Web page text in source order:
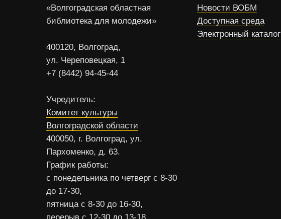
«Волгоградская областная
библиотека для молодежи»
400120, Волгоград,
ул. Череповецкая, 1
+7 (8442) 94-45-44
Учредитель:
Комитет культуры
Волгоградской области
400050, г. Волгоград, ул.
Пархоменко, д. 63.
График работы:
с понедельника по четверг с 8-30
до 17-30,
пятница с 8-30 до 16-30,
Новости ВОБМ
Доступная среда
Электронный каталог